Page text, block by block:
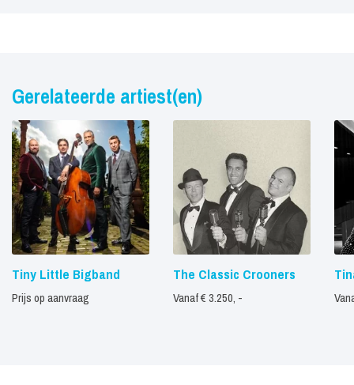
Gerelateerde artiest(en)
Tiny Little Bigband
Prijs op aanvraag
The Classic Crooners
Vanaf € 3.250, -